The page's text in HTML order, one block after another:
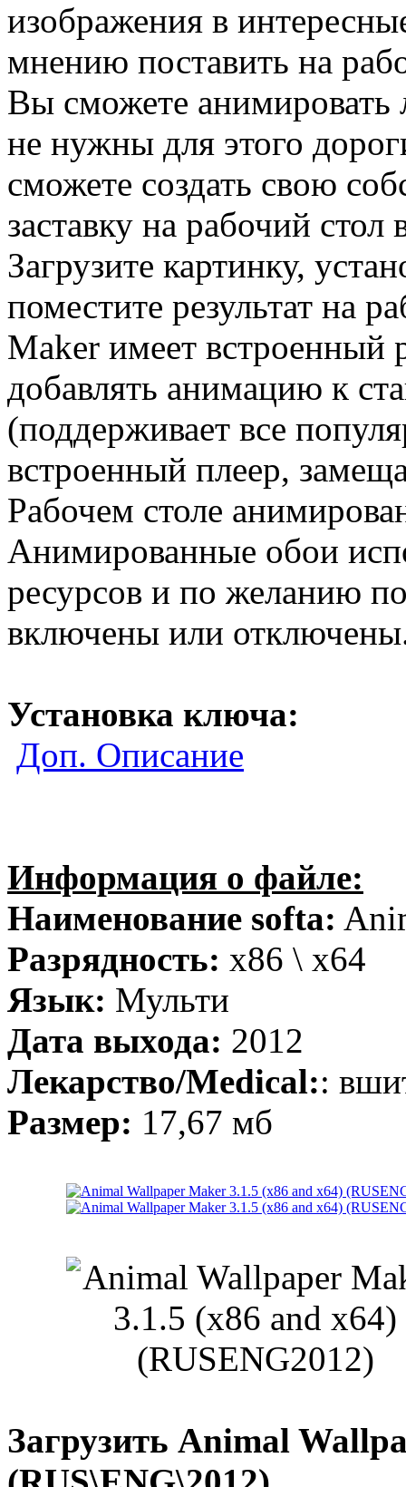
изображения в
мнению поставить на
Вы сможете
не нужны для этого
сможете создать свою
заставку на рабочий стол
Загрузите картинку,
поместите результат на
Maker имеет встроенный
добавлять анимацию к
(поддерживает все
встроенный плеер,
Рабочем столе
Анимированные обои
ресурсов и по желанию
включены или
Установка ключа:
Доп. Описание
Информация о файле:
Наименование softa:
Разрядность: x86 \ x64
Язык: Мульти
Дата выхода: 2012
Лекарство/Medical::
Размер: 17,67 мб
Загрузить Animal